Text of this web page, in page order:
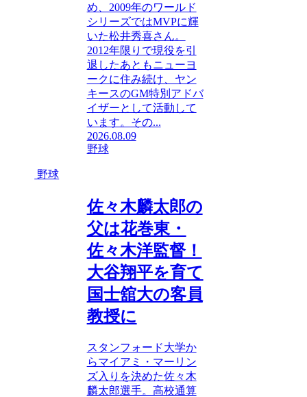
め、2009年のワールド
シリーズではMVPに輝
いた松井秀喜さん。
2012年限りで現役を引
退したあともニューヨ
ークに住み続け、ヤン
キースのGM特別アドバ
イザーとして活動して
います。その...
2026.08.09
野球
野球
佐々木麟太郎の
父は花巻東・
佐々木洋監督！
大谷翔平を育て
国士舘大の客員
教授に
スタンフォード大学か
らマイアミ・マーリン
ズ入りを決めた佐々木
麟太郎選手。高校通算